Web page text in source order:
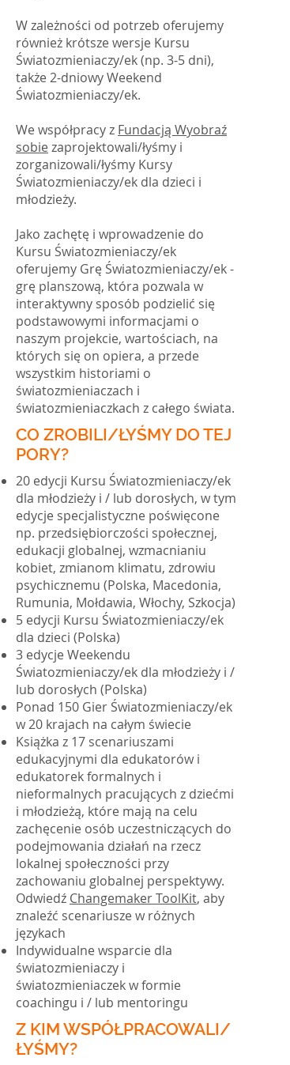
W zależności od potrzeb oferujemy
również krótsze wersje Kursu
Światozmieniaczy/ek (np. 3-5 dni),
także 2-dniowy Weekend
Światozmieniaczy/ek.
We współpracy z Fundacją Wyobraź
sobie zaprojektowali/łyśmy i
zorganizowali/łyśmy Kursy
Światozmieniaczy/ek dla dzieci i
młodzieży.
Jako zachętę i wprowadzenie do
Kursu Światozmieniaczy/ek
oferujemy Grę Światozmieniaczy/ek -
grę planszową, która pozwala w
interaktywny sposób podzielić się
podstawowymi informacjami o
naszym projekcie, wartościach, na
których się on opiera, a przede
wszystkim historiami o
światozmieniaczach i
światozmieniaczkach z całego świata.
CO ZROBILI/ŁYŚMY DO TEJ
PORY?
20 edycji Kursu Światozmieniaczy/ek
dla młodzieży i / lub dorosłych, w tym
edycje specjalistyczne poświęcone
np. przedsiębiorczości społecznej,
edukacji globalnej, wzmacnianiu
kobiet, zmianom klimatu, zdrowiu
psychicznemu (Polska, Macedonia,
Rumunia, Mołdawia, Włochy, Szkocja)
5 edycji Kursu Światozmieniaczy/ek
dla dzieci (Polska)
3 edycje Weekendu
Światozmieniaczy/ek dla młodzieży i /
lub dorosłych (Polska)
Ponad 150 Gier Światozmieniaczy/ek
w 20 krajach na całym świecie
Książka z 17 scenariuszami
edukacyjnymi dla edukatorów i
edukatorek formalnych i
nieformalnych pracujących z dziećmi
i młodzieżą, które mają na celu
zachęcenie osób uczestniczących do
podejmowania działań na rzecz
lokalnej społeczności przy
zachowaniu globalnej perspektywy.
Odwiedź Changemaker ToolKit, aby
znaleźć scenariusze w różnych
językach
Indywidualne wsparcie dla
światozmieniaczy i
światozmieniaczek w formie
coachingu i / lub mentoringu
Z KIM WSPÓŁPRACOWALI/
ŁYŚMY?